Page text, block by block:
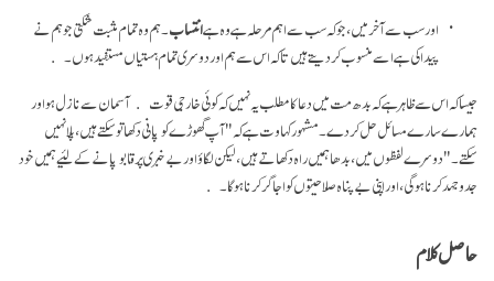
اور سب سے آخر میں، جو کہ سب سے اہم مرحلہ ہے وہ ہےانتساب۔ ہم وہ تمام مثبت شکتی جو ہم نے
پیدا کی ہے اسے منسوب کر دیتے ہیں تا کہ اس سے ہم اور دوسری تمام ہستیاں مستفید ہوں۔
جیسا کہ اس سے ظاہر ہے کہ بدھ مت میں دعا کا مطلب یہ نہیں کہ کوئی خارجی قوت آسمان سے نازل ہو اور
ہمارے سارے مسائل حل کر دے۔ مشہور کہاوت ہے کہ "آپ گھوڑے کو پانی دکھا تو سکتے ہیں، پلا نہیں
سکتے۔" دوسرے لفظوں میں، بدھا ہمیں راہ دکھاتے ہیں، لیکن لگاؤ اور بے خبری پر قابو پانے کے لئیے ہمیں خود
جد و جہد کرنا ہو گی، اور اپنی بے پناہ صلاحیتوں کو اجاگر کرنا ہو گا۔
حاصل کلام